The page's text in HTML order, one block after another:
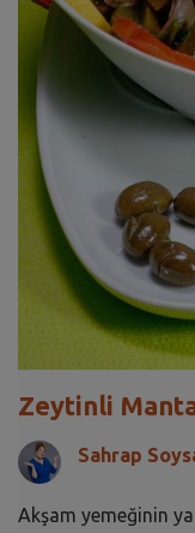
Zeytinli
Sahrap
Akşam yemeğinin